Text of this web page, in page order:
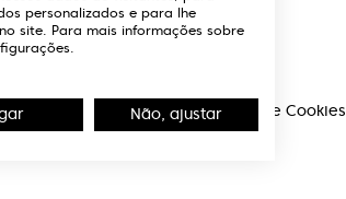
Links Úteis
Política de Privacidade e Cookies
personalizados e para lhe
site. Para mais informações sobre
Não, ajustar